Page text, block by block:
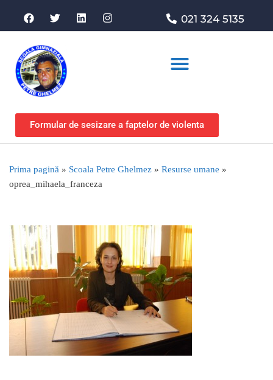
021 324 5135
Formular de sesizare a faptelor de violenta
Prima pagină » Scoala Petre Ghelmez » Resurse umane »
oprea_mihaela_franceza